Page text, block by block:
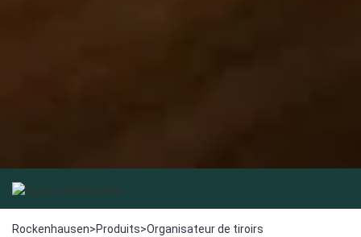
Rockenhausen>Produits>Organisateur de tiroirs